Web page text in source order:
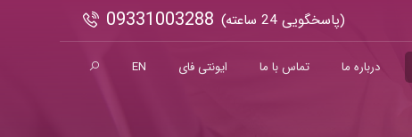
(پاسخگویی 24 ساعته) 09331003288
درباره ما تماس با ما ایونتی فای EN